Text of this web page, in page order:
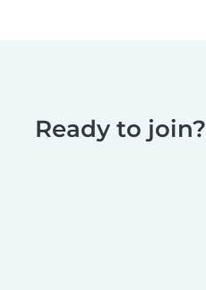
Ready to join?